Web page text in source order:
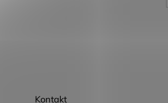
Kontakt